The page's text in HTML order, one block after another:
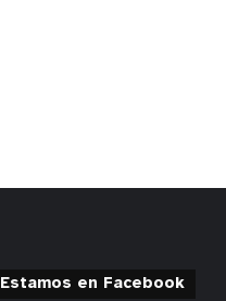
Estamos en Facebook